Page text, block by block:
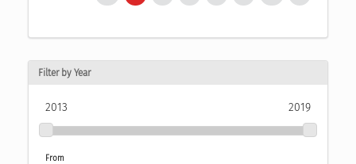
Filter by Year
2013 2019
From